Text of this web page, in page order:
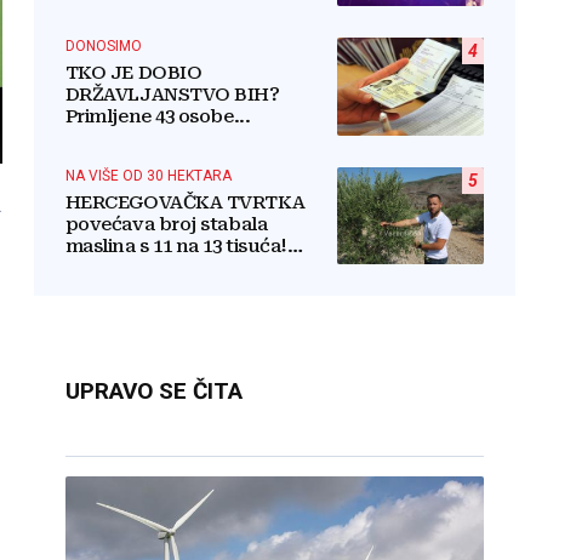
4
DONOSIMO
TKO JE DOBIO
DRŽAVLJANSTVO BIH?
Primljene 43 osobe...
5
NA VIŠE OD 30 HEKTARA
HERCEGOVAČKA TVRTKA
povećava broj stabala
maslina s 11 na 13 tisuća!
UPRAVO SE ČITA